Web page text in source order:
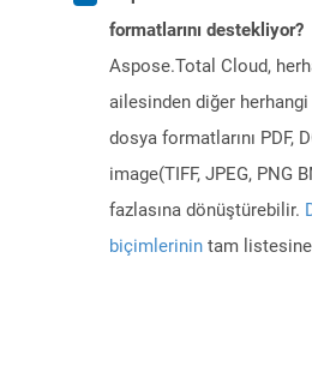
formatlarını destekliyor?
Aspose.Total Cloud,
ailesinden diğer
dosya formatlarını PDF,
image(TIFF, JPEG, PNG
fazlasına dönüştürebilir.
biçimlerinin tam listesine